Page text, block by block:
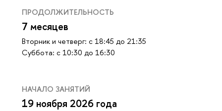
ПРОДОЛЖИТЕЛЬНОСТЬ
7 месяцев
Вторник и четверг: с 18:45 до 21:35
Cуббота: с 10:30 до 16:30
НАЧАЛО ЗАНЯТИЙ
19 ноября 2026 года